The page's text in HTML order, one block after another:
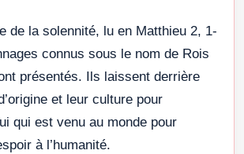
de la solennité, lu en Matthieu 2, 1-
connus sous le nom de Rois
présentés. Ils laissent derrière
et leur culture pour
qui est venu au monde pour
à l’humanité.